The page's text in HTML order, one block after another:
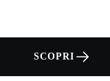
SCOPRI